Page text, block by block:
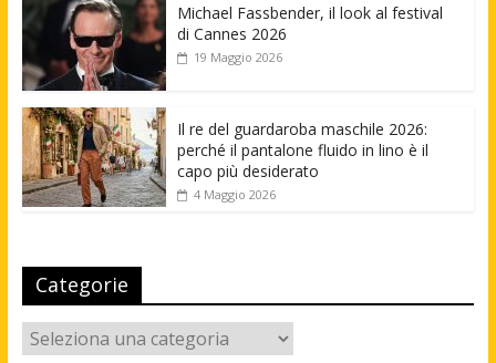
Michael Fassbender, il look al festival
di Cannes 2026
19 Maggio 2026
Il re del guardaroba maschile 2026:
perché il pantalone fluido in lino è il
capo più desiderato
4 Maggio 2026
Categorie
Categorie